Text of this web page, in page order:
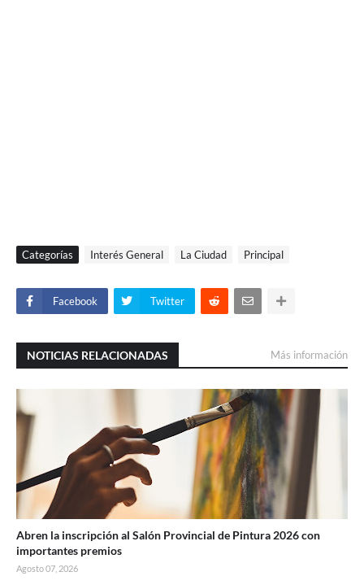
Categorías Interés General La Ciudad Principal
Facebook Twitter
NOTICIAS RELACIONADAS Más información
Abren la inscripción al Salón Provincial de Pintura 2026 con
importantes premios
Agosto 07, 2026